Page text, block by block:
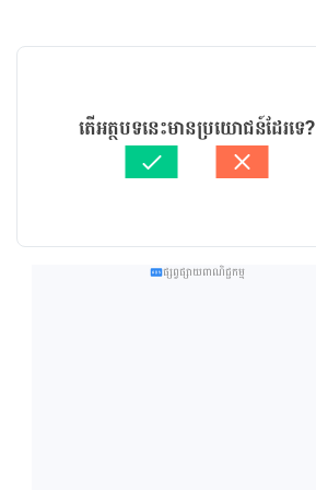
តើអត្ថបទនេះមានប្រយោជន៍ដែរទេ?
ផ្សព្វផ្សាយពាណិជ្ជកម្ម